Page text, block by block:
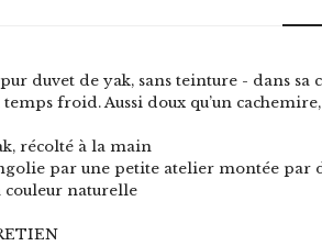
duvet de yak, sans teinture - dans
temps froid.Aussi doux qu’un
récolté à la main
par une petite atelier montée par
couleur naturelle